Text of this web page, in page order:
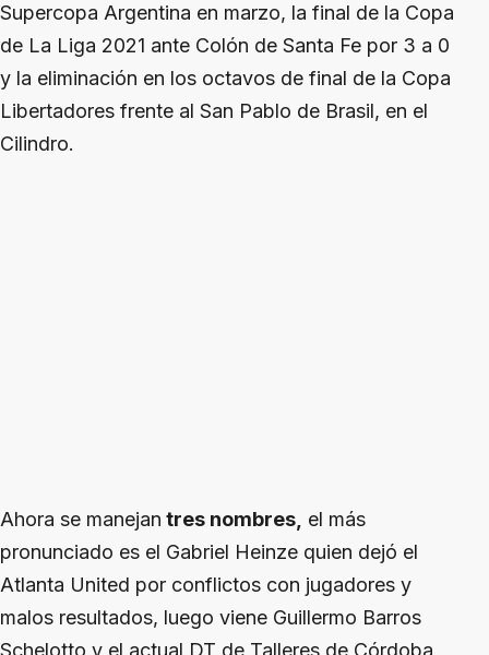
Supercopa Argentina en marzo, la final de la Copa
de La Liga 2021 ante Colón de Santa Fe por 3 a 0
y la eliminación en los octavos de final de la Copa
Libertadores frente al San Pablo de Brasil, en el
Cilindro.
Ahora se manejan tres nombres, el más
pronunciado es el Gabriel Heinze quien dejó el
Atlanta United por conflictos con jugadores y
malos resultados, luego viene Guillermo Barros